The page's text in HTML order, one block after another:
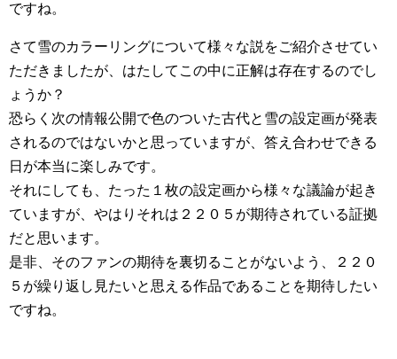
ですね。
さて雪のカラーリングについて様々な説をご紹介させてい
ただきましたが、はたしてこの中に正解は存在するのでし
ょうか？
恐らく次の情報公開で色のついた古代と雪の設定画が発表
されるのではないかと思っていますが、答え合わせできる
日が本当に楽しみです。
それにしても、たった１枚の設定画から様々な議論が起き
ていますが、やはりそれは２２０５が期待されている証拠
だと思います。
是非、そのファンの期待を裏切ることがないよう、２２０
５が繰り返し見たいと思える作品であることを期待したい
ですね。